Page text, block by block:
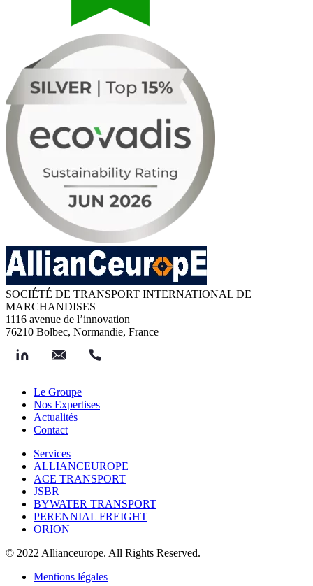
SOCIÉTÉ DE TRANSPORT INTERNATIONAL DE
MARCHANDISES
1116 avenue de l’innovation
76210 Bolbec, Normandie, France
Le Groupe
Nos Expertises
Actualités
Contact
Services
ALLIANCEUROPE
ACE TRANSPORT
JSBR
BYWATER TRANSPORT
PERENNIAL FREIGHT
ORION
© 2022 Allianceurope. All Rights Reserved.
Mentions légales